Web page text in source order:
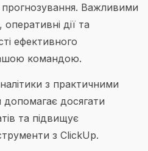
прогнозування. Важливими
оперативні дії та
ефективного
командою.
з практичними
досягати
та підвищує
з ClickUp.